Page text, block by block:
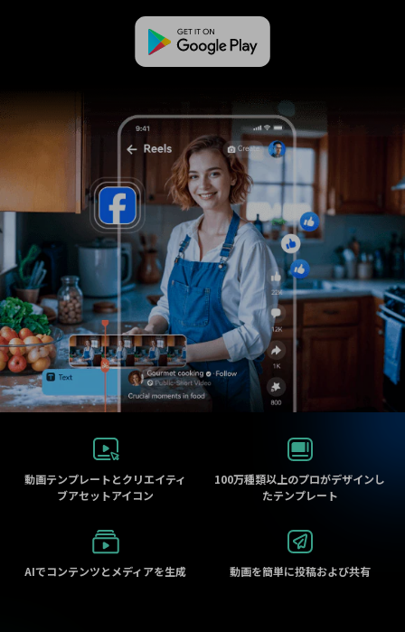
カスタマーサポート
購入する ログイン
検索
動画テンプレートとクリエイティ
ブアセットアイコン
100万種類以上のプロがデザインし
たテンプレート
AIでコンテンツとメディアを生成 動画を簡単に投稿および共有